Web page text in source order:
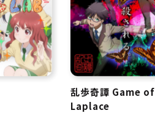
乱歩奇譚 Game of
Laplace